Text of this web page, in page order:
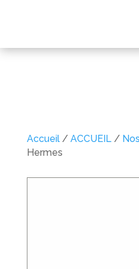
Accueil/ ACCUEIL/
Hermes